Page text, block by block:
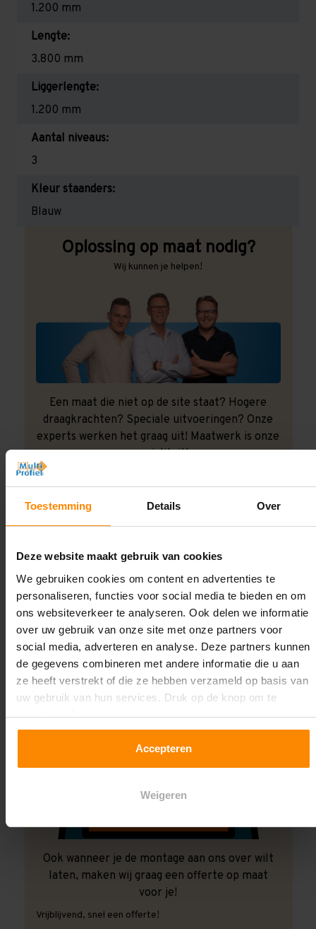
Toestemming Details Over
Deze website maakt gebruik van cookies
We gebruiken cookies om content en advertenties te
personaliseren, functies voor social media te bieden en om
ons websiteverkeer te analyseren. Ook delen we informatie
over uw gebruik van onze site met onze partners voor
social media, adverteren en analyse. Deze partners kunnen
de gegevens combineren met andere informatie die u aan
ze heeft verstrekt of die ze hebben verzameld op basis van
uw gebruik van hun services. Druk op de knop om te
accepteren!
Accepteren
Weigeren
1.200 mm
Lengte:
3.800 mm
Liggerlengte:
1.200 mm
Aantal niveaus:
3
Kleur staanders:
Blauw
Oplossing op maat nodig?
Wij kunnen je helpen!
Een maat die niet op de site staat? Hogere
draagkrachten? Speciale uitvoeringen? Onze
experts werken het graag uit! Maatwerk is onze
specialiteit!
Contact met specialist
Montage uitbesteden?
Ook wanneer je de montage aan ons over wilt
laten, maken wij graag een offerte op maat
voor je!
Vrijblijvend, snel een offerte!